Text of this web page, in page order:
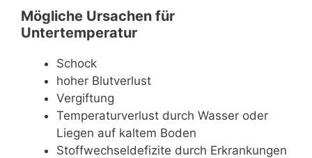
Mögliche Ursachen für
Untertemperatur
Schock
hoher Blutverlust
Vergiftung
Temperaturverlust durch Wasser oder
Liegen auf kaltem Boden
Stoffwechseldefizite durch Erkrankungen